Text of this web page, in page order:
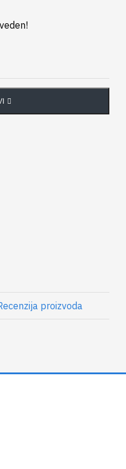
proizvoda